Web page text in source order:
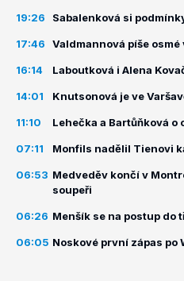
19:26 Sabalenková si
17:46 Valdmannová píše
16:14 Laboutková i Alena
14:01 Knutsonová je ve
11:10 Lehečka a Bartůňková
07:11 Monfils nadělil Tienovi
06:53 Medveděv končí v
soupeři
06:26 Menšík se na postup do
06:05 Noskové první zápas po